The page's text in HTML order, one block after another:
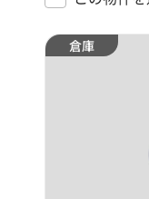
倉庫